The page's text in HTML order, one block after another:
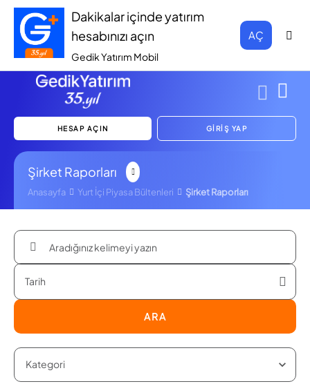
Dakikalar içinde yatırım
hesabınızı açın
Gedik Yatırım Mobil
AÇ
HESAP AÇIN GİRİŞ YAP
Şirket Raporları
Anasayfa Yurt İçi Piyasa Bültenleri Şirket Raporları
ARA